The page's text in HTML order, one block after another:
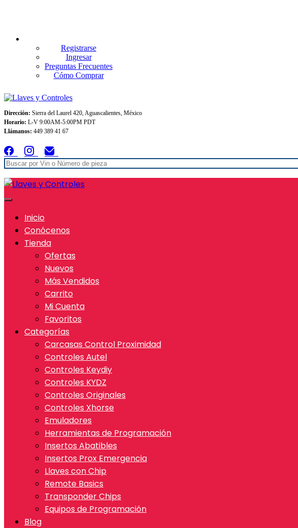
Registrarse
Ingresar
Preguntas Frecuentes
Cómo Comprar
Dirección: Sierra del Laurel 420, Aguascalientes, México
Horario: L-V 9:00AM-5:00PM PDT
Llámanos: 449 389 41 67
Inicio
Conócenos
Tienda
Ofertas
Nuevos
Más Vendidos
Carrito
Mi Cuenta
Favoritos
Categorías
Carcasas Control Proximidad
Controles Autel
Controles Keydiy
Controles KYDZ
Controles Originales
Controles Xhorse
Emuladores
Herramientas de Programación
Insertos Abatibles
Insertos Prox Emergencia
Llaves con Chip
Remote Basics
Transponder Chips
Equipos de Programación
Blog